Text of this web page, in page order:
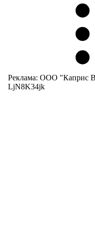
Реклама: ООО "Каприс
LjN8K34jk